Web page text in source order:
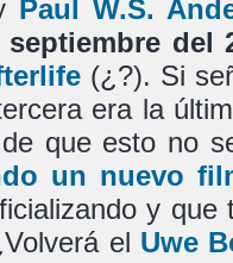
Paul W.S.
septiembre del
(¿?). Si
era la
de que esto no
un nuevo
y que
el Uwe